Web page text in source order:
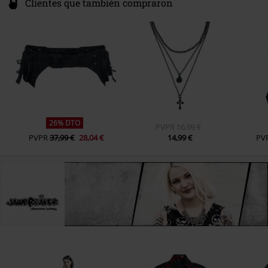
Clientes que también compraron
26% DTO
PVPR37,99 € 28,04 €
PVPR
16,99 €
14,99 €